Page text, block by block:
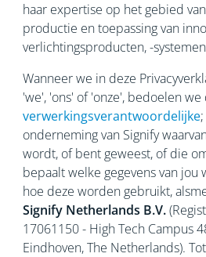
haar expertise op het gebied
productie en toepassing van
verlichtingsproducten, -
Wanneer we in deze
'we', 'ons' of 'onze', bedoelen we
verwerkingsverantwoordelijke
onderneming van Signify
wordt, of bent geweest, of die
bepaalt welke gegevens van jou
hoe deze worden gebruikt,
Signify Netherlands B.V.
17061150 - High Tech Campus
Eindhoven, The Netherlands).